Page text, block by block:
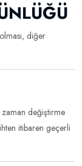
diğer
zaman değiştirme
itibaren geçerli